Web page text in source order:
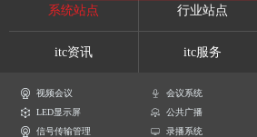
系统站点 行业站点
itc资讯 itc服务
视频会议 会议系统
LED显示屏
公共广播
信号传输管理
录播系统